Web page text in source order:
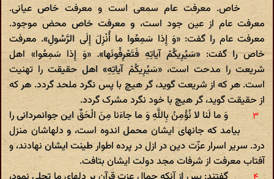
خاص. معرفت عام سمعی است و معرفت خاص عیانی.
معرفت عام از عین جود است، و معرفت خاص محض موجود.
معرفت عام را گفت: «وَ إِذا سَمِعُوا ما أُنْزِلَ إِلَی الرَّسُولِ». معرفت
خاص را گفت: «سَیُرِیکُمْ آیاتِهِ فَتَعْرِفُونَها». «وَ إِذا سَمِعُوا» اهل
شریعت را مدحت است، «سَیُرِیکُمْ آیاتِهِ» اهل حقیقت را تهنیت
است. هر که از شریعت گوید، گر هیچ با پس نگرد ملحد گردد. هر که
از حقیقت گوید، گر هیچ با خود نگرد مشرک گردد.
وَ ما لَنا لا نُؤْمِنُ بِاللَّهِ وَ ما جاءَنا مِنَ الْحَقِّ این جوانمردانی را
بیامد که جانهای ایشان محمل اندوه است، و دلهاشان منزل
درد. سریر اسرار عزّت دین در ازل در پرده اطوار طینت ایشان نهادند، و
آفتاب معرفت از شرفات مجد دولت ایشان بتافت.